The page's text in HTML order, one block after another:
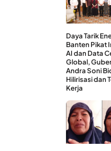
Daya Tarik
Banten Pikat
AI dan Data
Global,
Andra Soni
Hilirisasi dan
Kerja